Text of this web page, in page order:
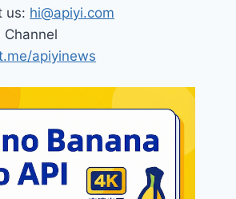
us: hi@apiyi.com
Channel
apiyinews